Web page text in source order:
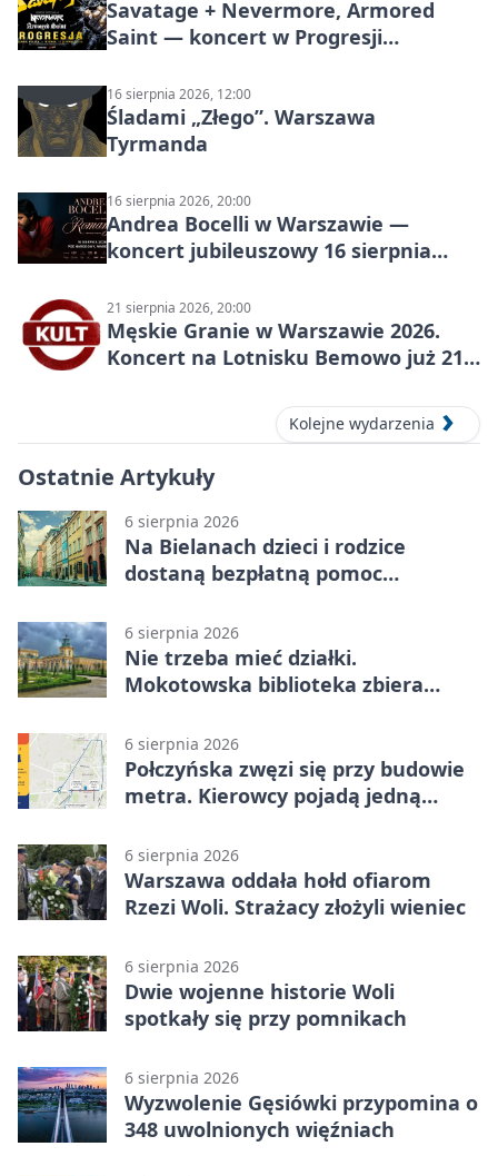
Savatage + Nevermore, Armored
Saint — koncert w Progresji
16 sierpnia 2026, 12:00
Śladami „Złego”. Warszawa
Tyrmanda
16 sierpnia 2026, 20:00
Andrea Bocelli w Warszawie —
koncert jubileuszowy 16 sierpnia
21 sierpnia 2026, 20:00
Męskie Granie w Warszawie 2026.
Koncert na Lotnisku Bemowo już 21
Kolejne wydarzenia
Ostatnie Artykuły
6 sierpnia 2026
Na Bielanach dzieci i rodzice
dostaną bezpłatną pomoc
6 sierpnia 2026
Nie trzeba mieć działki.
Mokotowska biblioteka zbiera
6 sierpnia 2026
Połczyńska zwęzi się przy budowie
metra. Kierowcy pojadą jedną
6 sierpnia 2026
Warszawa oddała hołd ofiarom
Rzezi Woli. Strażacy złożyli wieniec
6 sierpnia 2026
Dwie wojenne historie Woli
spotkały się przy pomnikach
6 sierpnia 2026
Wyzwolenie Gęsiówki przypomina o
348 uwolnionych więźniach